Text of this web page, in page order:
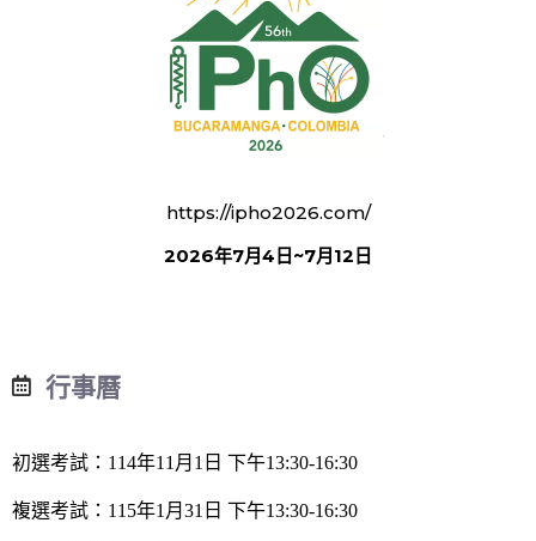
https://ipho2026.com/
2026年7月4日~7月12日
行事曆
初選考試：114年11月1日 下午13:30-16:30
複選考試：115年1月31日 下午13:30-16:30